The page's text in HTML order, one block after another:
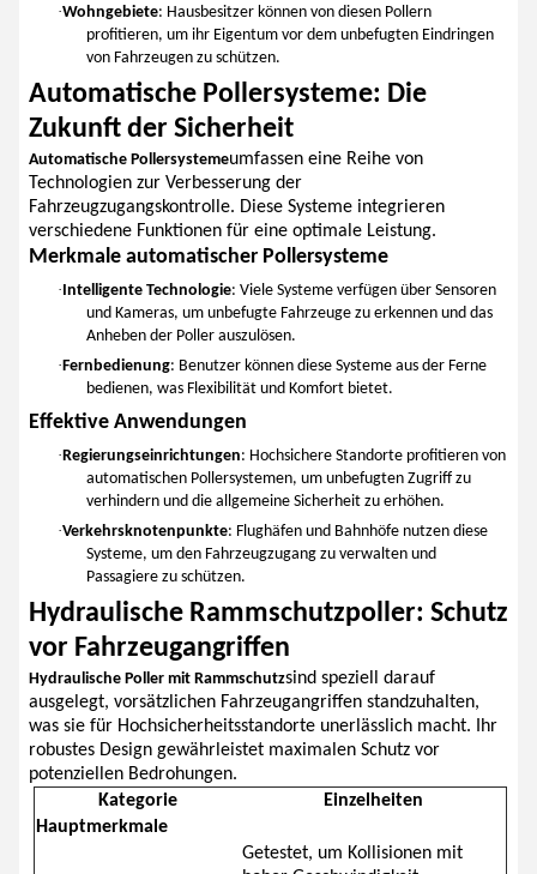
·Wohngebiete: Hausbesitzer können von diesen Pollern
profitieren, um ihr Eigentum vor dem unbefugten Eindringen
von Fahrzeugen zu schützen.
Automatische Pollersysteme: Die
Zukunft der Sicherheit
Automatische Pollersystemeumfassen eine Reihe von
Technologien zur Verbesserung der
Fahrzeugzugangskontrolle. Diese Systeme integrieren
verschiedene Funktionen für eine optimale Leistung.
Merkmale automatischer Pollersysteme
·Intelligente Technologie: Viele Systeme verfügen über Sensoren
und Kameras, um unbefugte Fahrzeuge zu erkennen und das
Anheben der Poller auszulösen.
·Fernbedienung: Benutzer können diese Systeme aus der Ferne
bedienen, was Flexibilität und Komfort bietet.
Effektive Anwendungen
·Regierungseinrichtungen: Hochsichere Standorte profitieren von
automatischen Pollersystemen, um unbefugten Zugriff zu
verhindern und die allgemeine Sicherheit zu erhöhen.
·Verkehrsknotenpunkte: Flughäfen und Bahnhöfe nutzen diese
Systeme, um den Fahrzeugzugang zu verwalten und
Passagiere zu schützen.
Hydraulische Rammschutzpoller: Schutz
vor Fahrzeugangriffen
Hydraulische Poller mit Rammschutzsind speziell darauf
ausgelegt, vorsätzlichen Fahrzeugangriffen standzuhalten,
was sie für Hochsicherheitsstandorte unerlässlich macht. Ihr
robustes Design gewährleistet maximalen Schutz vor
potenziellen Bedrohungen.
Kategorie
Einzelheiten
Hauptmerkmale
Getestet, um Kollisionen mit